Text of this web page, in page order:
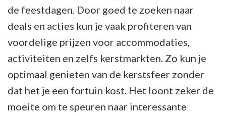
de feestdagen. Door goed te zoeken naar
deals en acties kun je vaak profiteren van
voordelige prijzen voor accommodaties,
activiteiten en zelfs kerstmarkten. Zo kun je
optimaal genieten van de kerstsfeer zonder
dat het je een fortuin kost. Het loont zeker de
moeite om te speuren naar interessante